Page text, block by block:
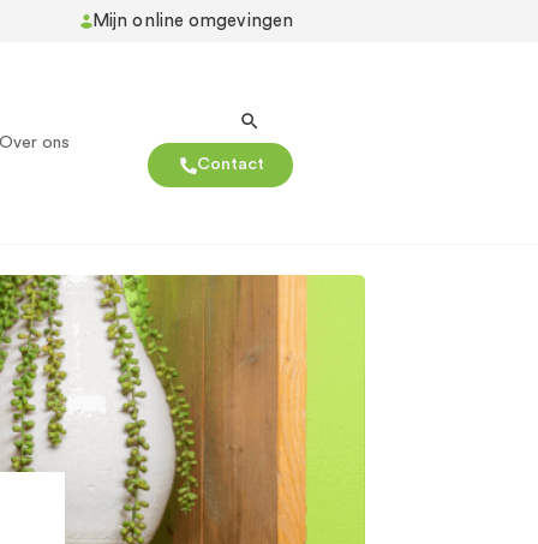
Mijn online omgevingen
Over ons
Contact